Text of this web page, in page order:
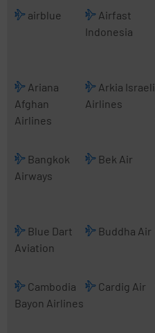
airblue
Airfast
Indonesia
Ariana
Afghan
Airlines
Arkia Israeli
Airlines
Bangkok
Airways
Bek Air
Blue Dart
Aviation
Buddha Air
Cambodia
Bayon Airlines
Cardig Air